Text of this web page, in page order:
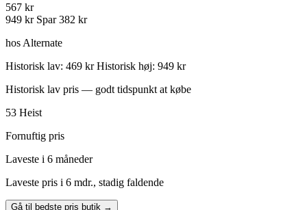
567 kr
949 kr Spar 382 kr
hos Alternate
Historisk lav: 469 kr Historisk høj: 949 kr
Historisk lav pris — godt tidspunkt at købe
53 Heist
Fornuftig pris
Laveste i 6 måneder
Laveste pris i 6 mdr., stadig faldende
Gå til bedste pris butik →